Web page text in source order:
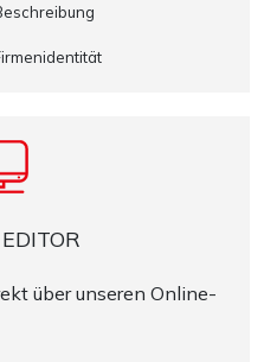
über unseren Online-